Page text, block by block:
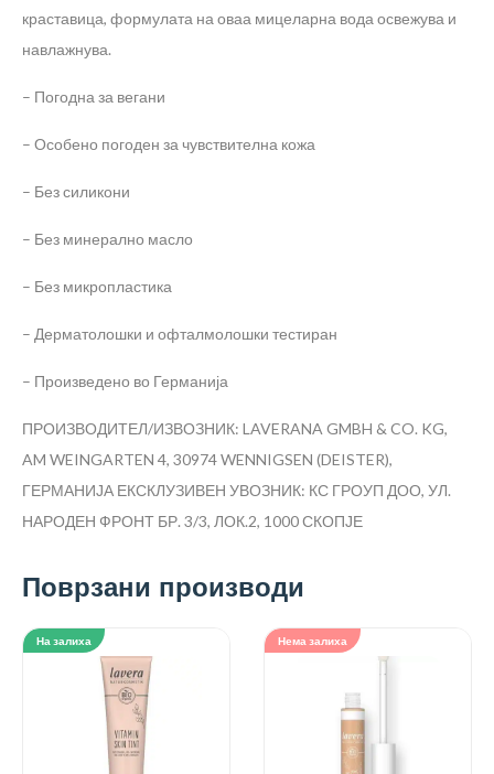
краставица, формулата на оваа мицеларна вода освежува и
навлажнува.
– Погодна за вегани
– Особено погоден за чувствителна кожа
– Без силикони
– Без минерално масло
– Без микропластика
– Дерматолошки и офталмолошки тестиран
– Произведено во Германија
ПРОИЗВОДИТЕЛ/ИЗВОЗНИК: LAVERANA GMBH & CO. KG,
AM WEINGARTEN 4, 30974 WENNIGSEN (DEISTER),
ГЕРМАНИЈА ЕКСКЛУЗИВЕН УВОЗНИК: КС ГРОУП ДОО, УЛ.
НАРОДЕН ФРОНТ БР. 3/3, ЛОК.2, 1000 СКОПЈЕ
Поврзани производи
На залиха Нема залиха